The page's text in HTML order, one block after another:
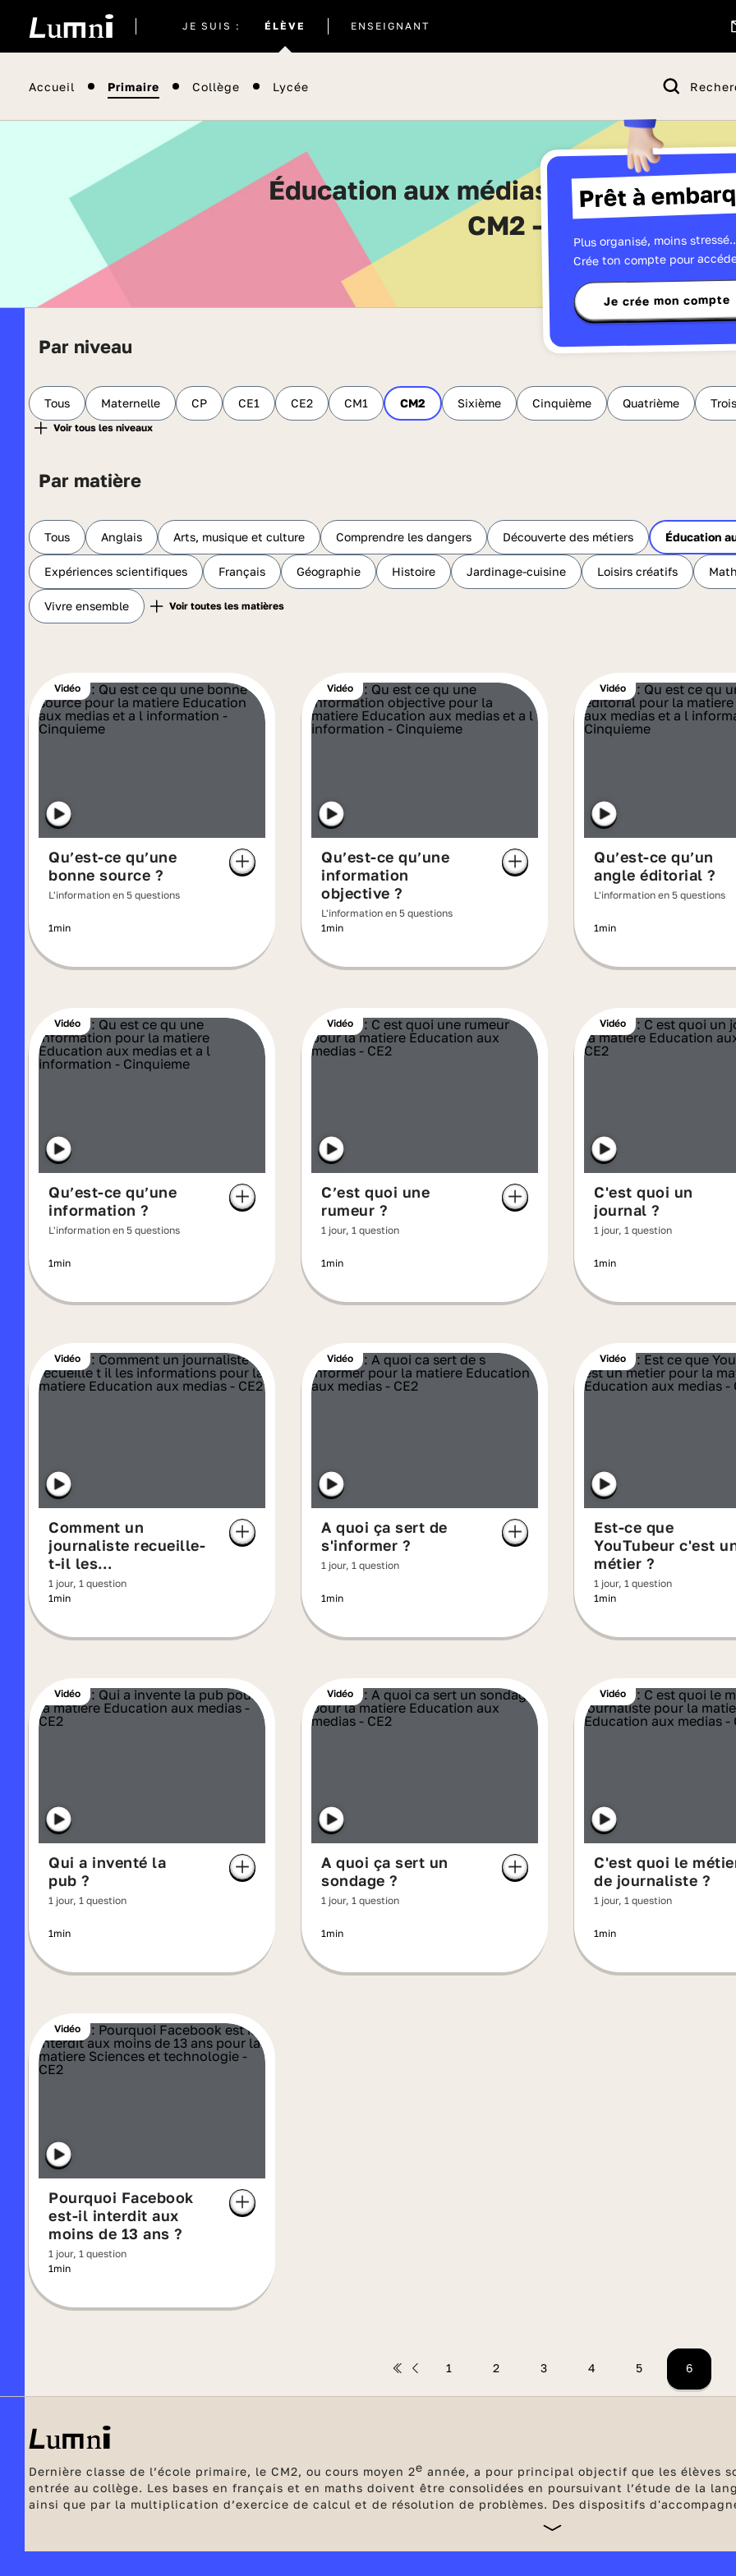
JE SUIS : ÉLÈVE
actuel
ENSEIGNANT
Accueil Primaire Collège Lycée
Prêt à
Plus organisé, moins
Crée ton compte pour
Je crée mon compte
Éducation aux médias - Toutes les vidéos de
CM2 - Page 6
Par niveau
Tous Maternelle CP CE1 CE2 CM1 CM2 Sixième Cinquième Quatrième
Par matière
Tous Anglais Arts, musique et culture Comprendre les dangers Découverte des métiers Éducation
Expériences scientifiques Français Géographie Histoire Jardinage-cuisine Loisirs créatifs
Vivre ensemble
Vidéo
Qu’est-ce qu’une
bonne source ?
L'information en 5 questions
1min
Vidéo
Qu’est-ce qu’une
information
objective ?
L'information en 5 questions
1min
Vidéo
Qu’est-ce qu’un
angle éditorial ?
L'information en 5 questions
1min
Vidéo
Qu’est-ce qu’une
information ?
L'information en 5 questions
1min
Vidéo
C’est quoi une
rumeur ?
1 jour, 1 question
1min
Vidéo
C'est quoi un
journal ?
1 jour, 1 question
1min
Vidéo
Comment un
journaliste recueille-
t-il les
informations ?
1 jour, 1 question
1min
Vidéo
A quoi ça sert de
s'informer ?
1 jour, 1 question
1min
Vidéo
Est-ce que
YouTubeur c'est
métier ?
1 jour, 1 question
1min
Vidéo
Qui a inventé la
pub ?
1 jour, 1 question
1min
Vidéo
A quoi ça sert un
sondage ?
1 jour, 1 question
1min
Vidéo
C'est quoi le
de journaliste ?
1 jour, 1 question
1min
Vidéo
Pourquoi Facebook
est-il interdit aux
moins de 13 ans ?
1 jour, 1 question
1min
1 2 3 4 5 6
Dernière classe de l’école primaire, le CM2, ou cours moyen 2e année, a pour principal objectif que les élèves
entrée au collège. Les bases en français et en maths doivent être consolidées en poursuivant l’étude de la
ainsi que par la multiplication d’exercice de calcul et de résolution de problèmes. Des dispositifs